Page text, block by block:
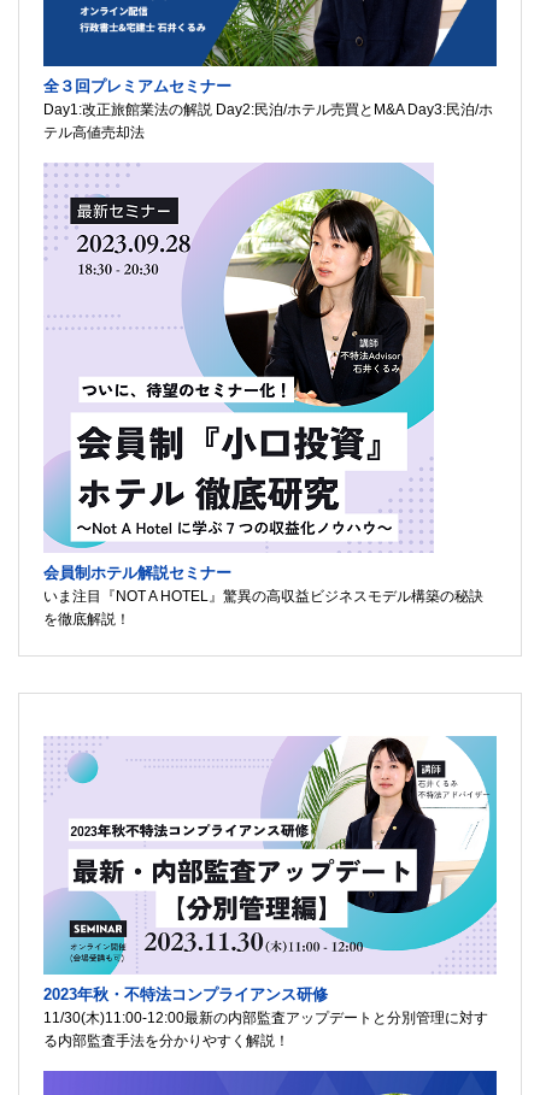
全３回プレミアムセミナー
Day1:改正旅館業法の解説 Day2:民泊/ホテル売買とM&A Day3:民泊/ホ
テル高値売却法
会員制ホテル解説セミナー
いま注目『NOT A HOTEL』驚異の高収益ビジネスモデル構築の秘訣
を徹底解説！
2023年秋・不特法コンプライアンス研修
11/30(木)11:00-12:00最新の内部監査アップデートと分別管理に対す
る内部監査手法を分かりやすく解説！